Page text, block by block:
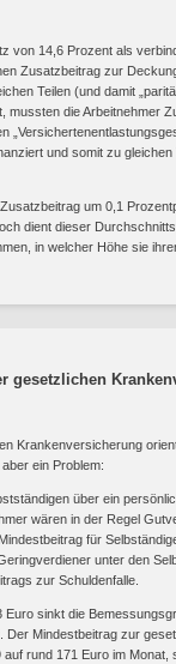
von 14,6 Prozent als
Zusatzbeitrag zur
Teilen (und damit
die Arbeitnehmer
und somit zu gleichen
um 0,1
dient dieser
in welcher Höhe sie
gesetzlichen
Krankenversicherung
ein Problem:
über ein
wären in der Regel
für
unter den
zur Schuldenfalle.
sinkt die
Der Mindestbeitrag zur
rund 171 Euro im Monat,